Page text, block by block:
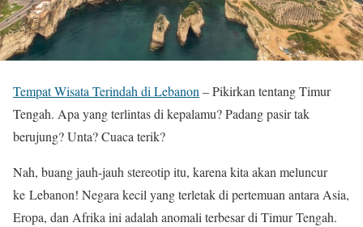
Tempat Wisata Terindah di Lebanon – Pikirkan tentang Timur
Tengah. Apa yang terlintas di kepalamu? Padang pasir tak
berujung? Unta? Cuaca terik?
Nah, buang jauh-jauh stereotip itu, karena kita akan meluncur
ke Lebanon! Negara kecil yang terletak di pertemuan antara Asia,
Eropa, dan Afrika ini adalah anomali terbesar di Timur Tengah.